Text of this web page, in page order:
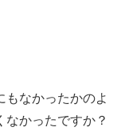
もなかったかのよ
なかったですか？